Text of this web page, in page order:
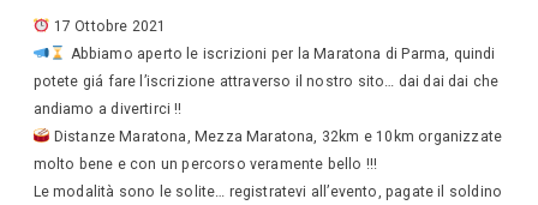
17 Ottobre 2021
Abbiamo aperto le iscrizioni per la Maratona di Parma, quindi
potete giá fare l’iscrizione attraverso il nostro sito… dai dai dai che
andiamo a divertirci !!
Distanze Maratona, Mezza Maratona, 32km e 10km organizzate
molto bene e con un percorso veramente bello !!!
Le modalità sono le solite… registratevi all’evento, pagate il soldino